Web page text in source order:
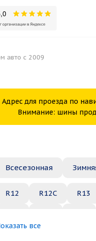
авто с 2009
Адрес для проезда по
Внимание: шины
Всесезонная
R12 R12C R13
все